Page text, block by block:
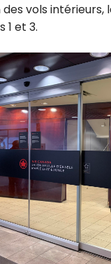
vols intérieurs,
1 et 3.